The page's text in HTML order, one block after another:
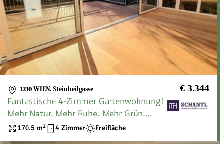
1210 WIEN, Steinheilgasse € 3.344
Fantastische 4-Zimmer Gartenwohnung!
Mehr Natur. Mehr Ruhe. Mehr Grün.
WOW! Riesiger Garten + Herrliche
170.5 m² 4 Zimmer Freifläche